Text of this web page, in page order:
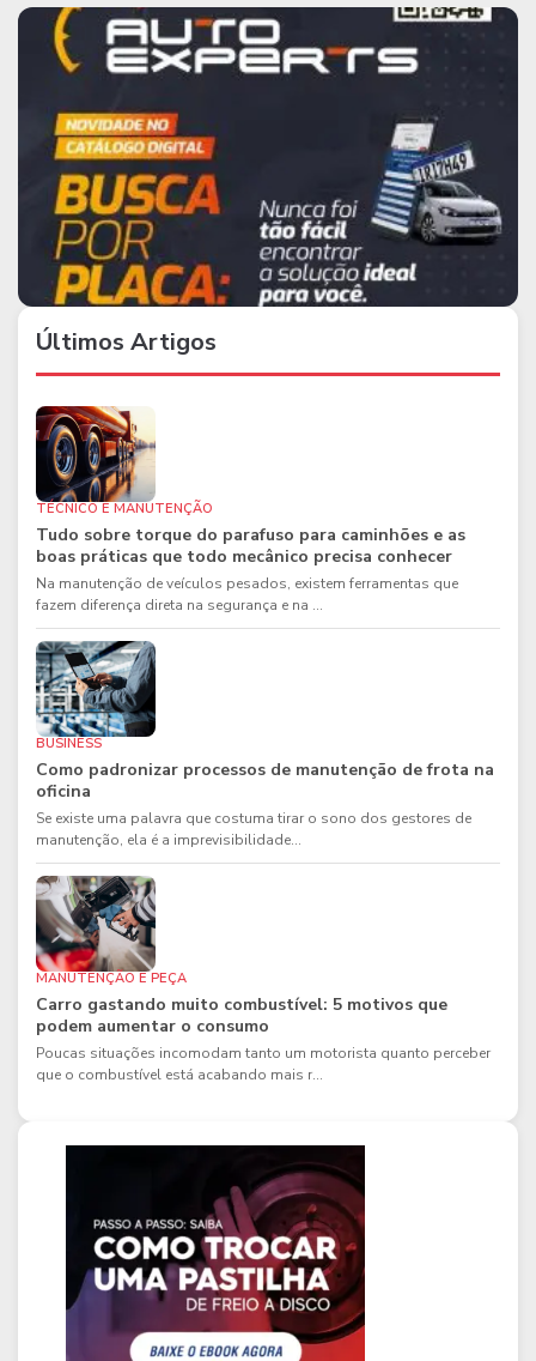
Últimos Artigos
TÉCNICO E MANUTENÇÃO
Tudo sobre torque do parafuso para caminhões e as
boas práticas que todo mecânico precisa conhecer
Na manutenção de veículos pesados, existem ferramentas que
fazem diferença direta na segurança e na ...
BUSINESS
Como padronizar processos de manutenção de frota na
oficina
Se existe uma palavra que costuma tirar o sono dos gestores de
manutenção, ela é a imprevisibilidade...
MANUTENÇÃO E PEÇA
Carro gastando muito combustível: 5 motivos que
podem aumentar o consumo
Poucas situações incomodam tanto um motorista quanto perceber
que o combustível está acabando mais r...